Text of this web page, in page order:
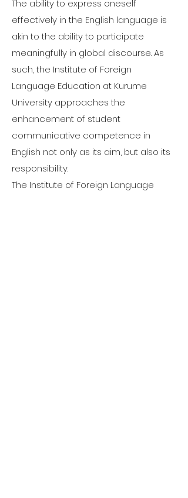
The ability to express oneself
effectively in the English language is
akin to the ability to participate
meaningfully in global discourse. As
such, the Institute of Foreign
Language Education at Kurume
University approaches the
enhancement of student
communicative competence in
English not only as its aim, but also its
responsibility.
The Institute of Foreign Language